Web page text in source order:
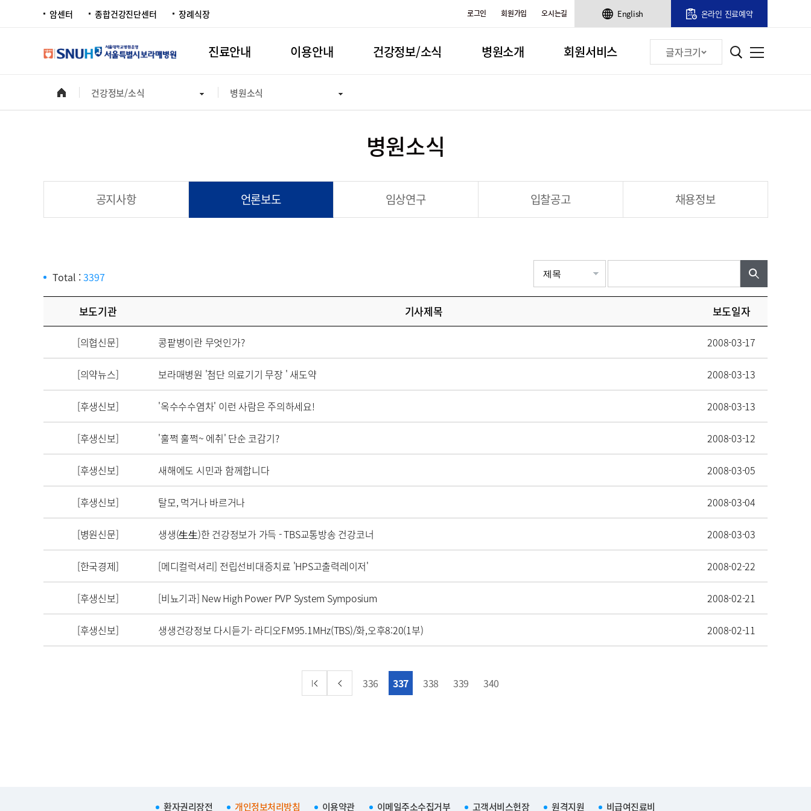
암센터 종합건강진단센터 장례식장 로그인 회원가입 오시는길 English 온라인 진료예약
진료안내 이용안내 건강정보/소식 병원소개 회원서비스 글자크기
건강정보/소식 병원소식
병원소식
공지사항 언론보도 임상연구 입찰공고 채용정보
Total :3397
보도기관 기사제목 보도일자
[의협신문] 콩팥병이란 무엇인가? 2008-03-17
[의약뉴스] 보라매병원 '첨단 의료기기 무장 ' 새도약 2008-03-13
[후생신보] '옥수수수염차' 이런 사람은 주의하세요! 2008-03-13
[후생신보] '훌쩍 훌쩍~ 에취' 단순 코감기? 2008-03-12
[후생신보] 새해에도 시민과 함께합니다 2008-03-05
[후생신보] 탈모, 먹거나 바르거나 2008-03-04
[병원신문] 생생(生生)한 건강정보가 가득 - TBS교통방송 건강코너 2008-03-03
[한국경제] [메디컬럭셔리] 전립선비대증치료 'HPS고출력레이저' 2008-02-22
[후생신보] [비뇨기과] New High Power PVP System Symposium 2008-02-21
[후생신보] 생생건강정보 다시듣기- 라디오FM95.1MHz(TBS)/화,오후8:20(1부) 2008-02-11
336 337 338 339 340
환자권리장전 개인정보처리방침 이용약관 이메일주소수집거부 고객서비스헌장 원격지원 비급여진료비